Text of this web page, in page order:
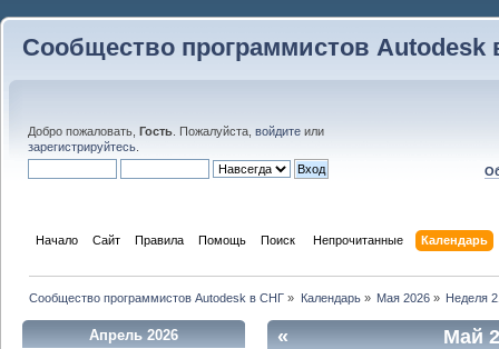
Сообщество программистов Autodesk
Добро пожаловать, Гость . Пожалуйста, войдите или
зарегистрируйтесь
Начало Сайт Правила Помощь Поиск Непрочитанные Календарь
Сообщество программистов Autodesk в СНГ » Календарь» Мая 2026» Неделя
Апрель 2026 « Май